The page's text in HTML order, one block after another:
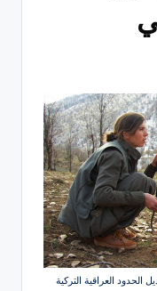
العراقية التركية